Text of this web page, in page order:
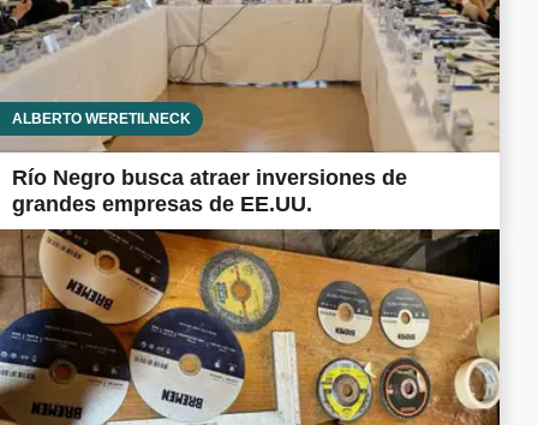
ALBERTO WERETILNECK
Río Negro busca atraer inversiones de
grandes empresas de EE.UU.